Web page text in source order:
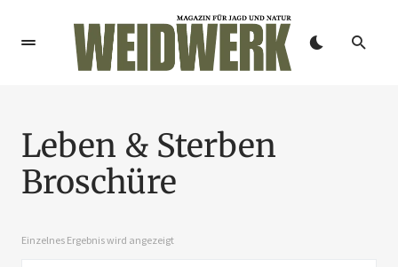
Leben & Sterben
Broschüre
Einzelnes Ergebnis wird angezeigt